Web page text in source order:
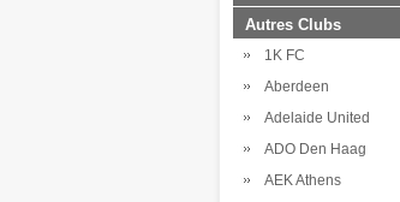
Autres Clubs
1K FC
Aberdeen
Adelaide United
ADO Den Haag
AEK Athens